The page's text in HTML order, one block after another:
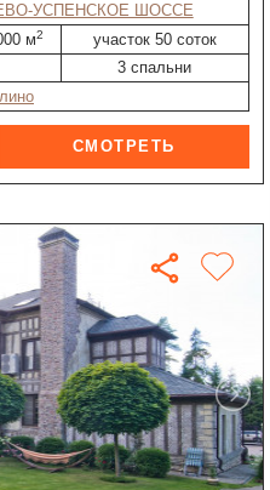
УСПЕНСКОЕ ШОССЕ
м2
участок 50 соток
3 спальни